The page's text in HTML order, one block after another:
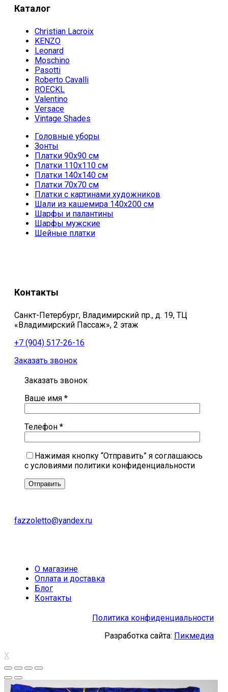
Каталог
Christian Lacroix
KENZO
Leonard
Moschino
Pasotti
Roberto Cavalli
ROECKL
Valentino
Versace
Vintage Shades
Головные уборы
Зонты
Платки 90х90 см
Платки 110х110 см
Платки 140х140 см
Платки 70х70 см
Платки с картинами художников
Шали из кашемира 140х200 см
Шарфы и палантины
Шарфы мужские
Шейные платки
Контакты
Санкт-Петербург, Владимирский пр., д. 19, ТЦ
«Владимирский Пассаж», 2 этаж
+7 (904) 517-26-16
Заказать звонок
Заказать звонок
Ваше имя *
Телефон *
Нажимая кнопку “Отправить” я соглашаюсь
с условиями политики конфиденциальности
fazzoletto@yandex.ru
О магазине
Оплата и доставка
Блог
Контакты
Политика конфиденциальности
Разработка сайта: Пикмедиа
X